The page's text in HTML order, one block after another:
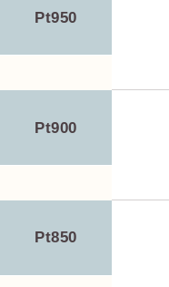
Pt950
Pt900
Pt850